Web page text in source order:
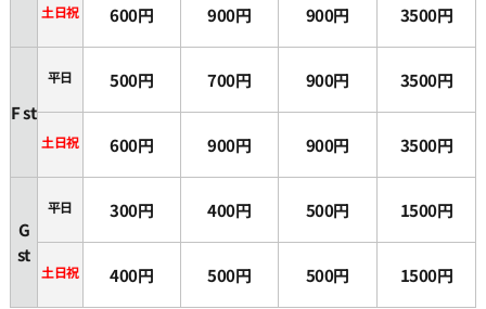
土日祝 600円 900円 900円 3500円
F st
平日 500円 700円 900円 3500円
土日祝 600円 900円 900円 3500円
G
st
平日 300円 400円 500円 1500円
土日祝 400円 500円 500円 1500円